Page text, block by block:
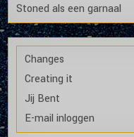
Stoned als een garnaal
Changes
Creating it
Jij Bent
E-mail inloggen